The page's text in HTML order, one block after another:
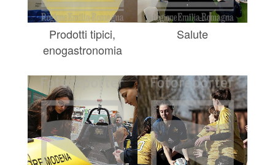
Prodotti tipici,
enogastronomia
Salute